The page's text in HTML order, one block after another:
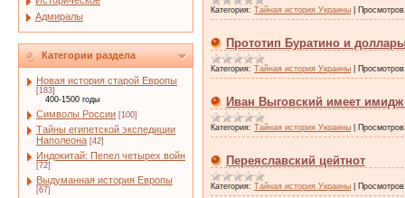
Адмиралы
Категории раздела
Новая история старой Европы
[183]
400-1500 годы
Символы России [100]
Тайны египетской экспедиции
Наполеона [42]
Индокитай: Пепел четырех войн
[72]
Выдуманная история Европы
[67]
Категория: Тайная история Украины
Прототип Буратино и
Категория: Тайная история Украины
Иван Выговский имеет
Категория: Тайная история Украины
Переяславский цейтнот
Категория: Тайная история Украины